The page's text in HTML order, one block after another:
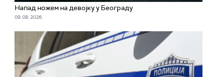
Напад ножем на девојку у Београду
09. 08. 2026.